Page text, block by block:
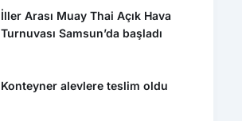
İller Arası Muay Thai Açık Hava
Turnuvası Samsun’da başladı
Konteyner alevlere teslim oldu